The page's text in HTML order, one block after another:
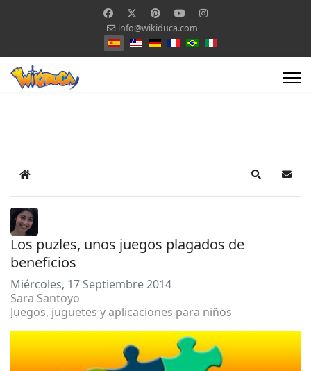
info@wikiduca.com
Seleccione su idioma
Home Search
Los puzles, unos juegos plagados de
beneficios
Miércoles, 17 Septiembre 2014
Sara Santoyo
Juegos, juguetes y aplicaciones para niños